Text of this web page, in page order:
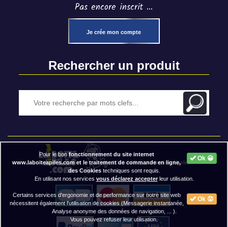
Pas encore inscrit ...
Je crée mon compte
Rechercher un produit
2020 BAP ⓒ - Mentions légales
Ok 😀
Pour le bonfonctionnement du site internet
www.laboiteapiles.com et le traitement de commande en ligne,
des Cookiestechniques sont requis.
En utilisant nos services vous déclarez accepterleur utilisation.
Ok 😟
Certains services d'ergonomie et de performance sur notre site web
nécessitent également l'utilisation de cookies (Messagerie instantanée,
Analyse anonyme des données de navigation, ... ).
Vous pouvez refuser leur utilisation.